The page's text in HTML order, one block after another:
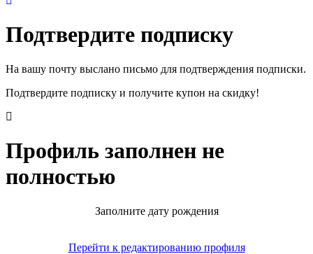
Подтвердите подписку
На вашу почту выслано письмо для подтверждения подписки.
Подтвердите подписку и получите купон на скидку!
Профиль заполнен не
полностью
Заполните дату рождения
Перейти к редактированию профиля